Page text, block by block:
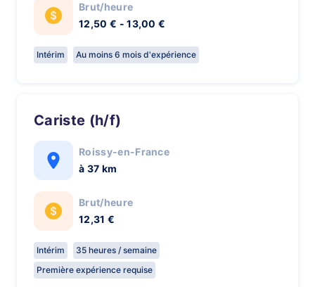
Brut/heure
12,50 € - 13,00 €
Intérim Au moins 6 mois d'expérience
Cariste (h/f)
Roissy-en-France
à 37 km
Brut/heure
12,31 €
Intérim
35 heures / semaine
Première expérience requise